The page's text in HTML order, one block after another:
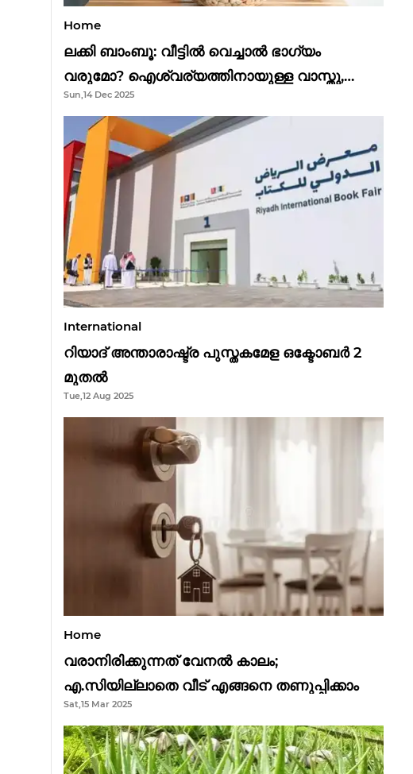
Home
ലക്കി ബാംബൂ: വീട്ടിൽ വെച്ചാൽ ഭാഗ്യം
വരുമോ? ഐശ്വര്യത്തിനായുള്ള വാസ്തു,
ഫെങ് ഷൂയി വിശ്വാസങ്ങൾ
Sun,14 Dec 2025
International
റിയാദ് അന്താരാഷ്ട്ര പുസ്തകമേള ഒക്ടോബർ 2
മുതൽ
Tue,12 Aug 2025
Home
വരാനിരിക്കുന്നത് വേനൽ കാലം;
എ.സിയില്ലാതെ വീട് എങ്ങനെ തണുപ്പിക്കാം
Sat,15 Mar 2025